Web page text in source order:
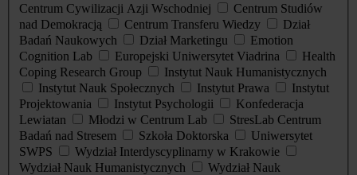
Centrum Cywilizacji Azji Wschodniej
Centrum Studiów
nad Demokracją
Centrum Transferu Wiedzy
Dział
Badań Naukowych
Dział Marketingu
Emotion
Cognition Lab
Europejski Uniwersytet Viadrina
Health
Coping Research Group
Instytut Nauk Humanistycznych
Instytut Nauk Społecznych
Instytut Prawa
Instytut
Projektowania
Instytut Psychologii
Konfederacja
Lewiatan
Młodzi w Centrum Lab
StresLab Centrum
Badań nad Stresem
Szkoła Doktorska
Uniwersytet
SWPS
Wydział Interdyscyplinarny w Krakowie
Wydział Nauk Humanistycznych
Wydział Nauk